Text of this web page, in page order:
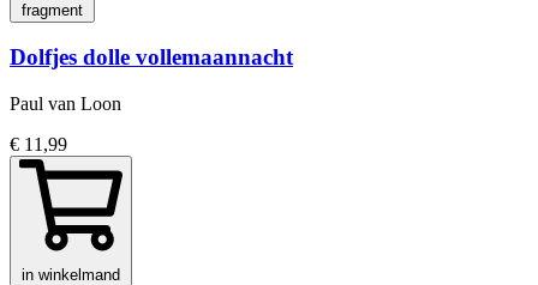
fragment
Dolfjes dolle vollemaannacht
Paul van Loon
€ 11,99
in winkelmand